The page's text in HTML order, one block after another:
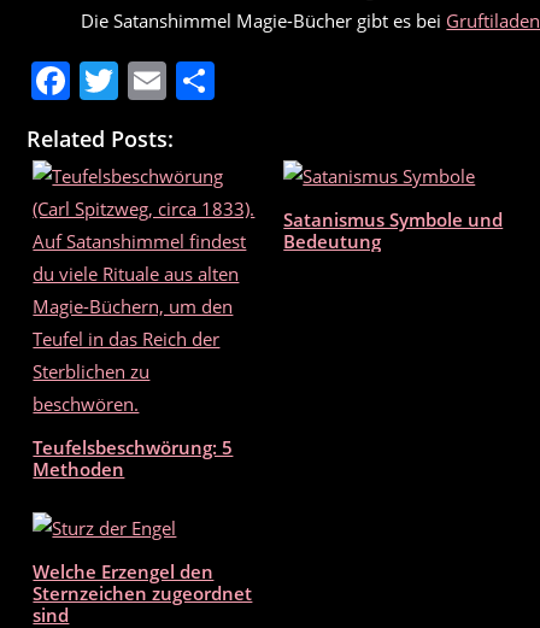
Die Satanshimmel Magie-Bücher gibt es bei
F
a
c
e
b
o
o
k
T
w
itt
er
E
ai
l n
Related Posts:
Teufelsbeschwörung: 5
Methoden
Satanismus Symbole und
Bedeutung
Welche Erzengel den
Sternzeichen zugeordnet
sind